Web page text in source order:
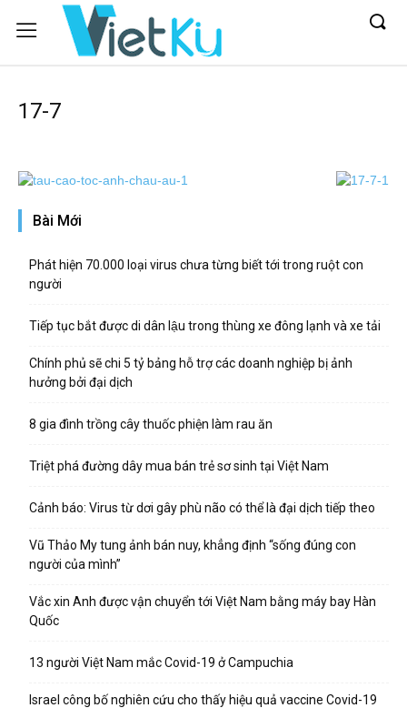
17-7
Bài Mới
Phát hiện 70.000 loại virus chưa từng biết tới trong ruột con
người
Tiếp tục bắt được di dân lậu trong thùng xe đông lạnh và xe tải
Chính phủ sẽ chi 5 tỷ bảng hỗ trợ các doanh nghiệp bị ảnh
hưởng bởi đại dịch
8 gia đình trồng cây thuốc phiện làm rau ăn
Triệt phá đường dây mua bán trẻ sơ sinh tại Việt Nam
Cảnh báo: Virus từ dơi gây phù não có thể là đại dịch tiếp theo
Vũ Thảo My tung ảnh bán nuy, khẳng định “sống đúng con
người của mình”
Vắc xin Anh được vận chuyển tới Việt Nam bằng máy bay Hàn
Quốc
13 người Việt Nam mắc Covid-19 ở Campuchia
Israel công bố nghiên cứu cho thấy hiệu quả vaccine Covid-19